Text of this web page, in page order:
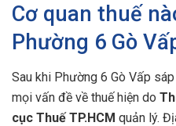
Cơ quan thuế
Phường 6 Gò
Sau khi Phường 6 Gò Vấp
mọi vấn đề về thuế hiện do
cục Thuế TP.HCM quản lý.